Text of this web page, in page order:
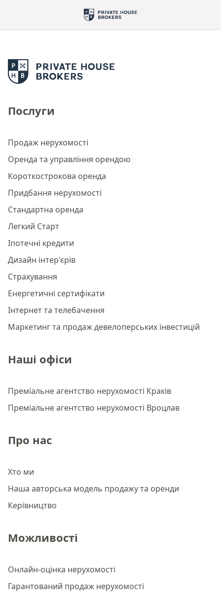
Послуги
Продаж нерухомості
Оренда та управління орендою
Короткострокова оренда
Придбання нерухомості
Стандартна оренда
Легкий Старт
Іпотечні кредити
Дизайн інтер'єрів
Страхування
Енергетичні сертифікати
Інтернет та телебачення
Маркетинг та продаж девелоперських інвестицій
Наші офіси
Преміальне агентство нерухомості Краків
Преміальне агентство нерухомості Вроцлав
Про нас
Хто ми
Наша авторська модель продажу та оренди
Керівництво
Можливості
Онлайн-оцінка нерухомості
Гарантований продаж нерухомості